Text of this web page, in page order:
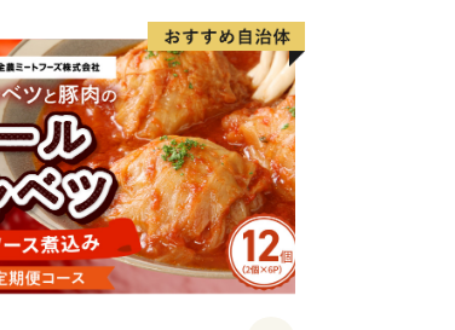
村づくりに力を注いでいま
る上で必要な業務委託先
行及び送付・各種お問い